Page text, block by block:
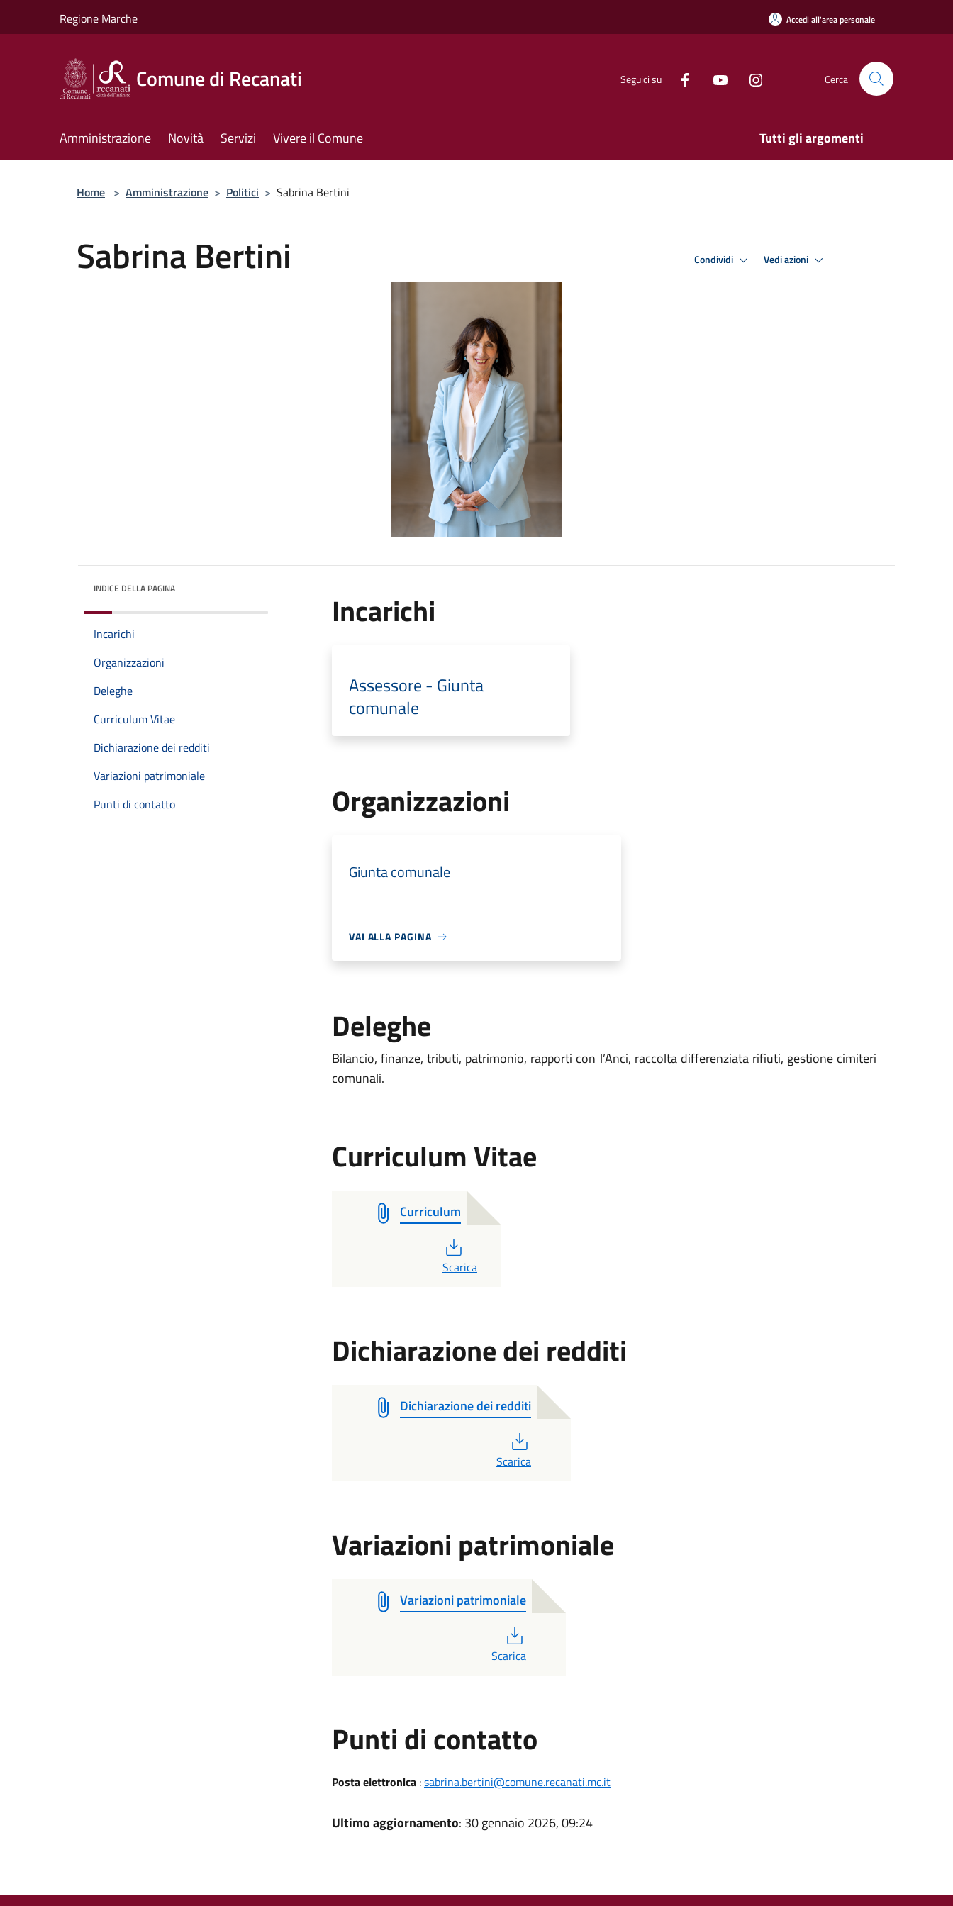
Regione Marche Accedi all'area personale
Comune di Recanati Seguici su Cerca
Amministrazione Novità Servizi Vivere il Comune Tutti gli argomenti
Home > Amministrazione > Politici > Sabrina Bertini
Sabrina Bertini Condividi Vedi azioni
INDICE DELLA PAGINA
Incarichi
Organizzazioni
Deleghe
Curriculum Vitae
Dichiarazione dei redditi
Variazioni patrimoniale
Punti di contatto
Incarichi
Assessore - Giunta
comunale
Organizzazioni
Giunta comunale
VAI ALLA PAGINA
Deleghe
Bilancio, finanze, tributi, patrimonio, rapporti con l’Anci, raccolta differenziata rifiuti, gestione cimiteri
comunali.
Curriculum Vitae
Curriculum
PDF
Scarica
Dichiarazione dei redditi
Dichiarazione dei redditi
Scarica
Variazioni patrimoniale
Variazioni patrimoniale
Scarica
Punti di contatto
Posta elettronica:sabrina.bertini@comune.recanati.mc.it
Ultimo aggiornamento: 30 gennaio 2026, 09:24